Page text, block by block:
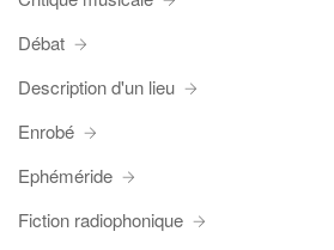
Débat
Description d'un lieu
Enrobé
Ephéméride
Fiction radiophonique